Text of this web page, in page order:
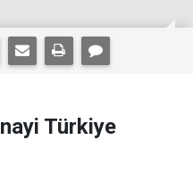
Türkiye